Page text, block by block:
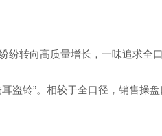
纷转向高质量增长，一味追求全
盗铃”。相较于全口径，销售操